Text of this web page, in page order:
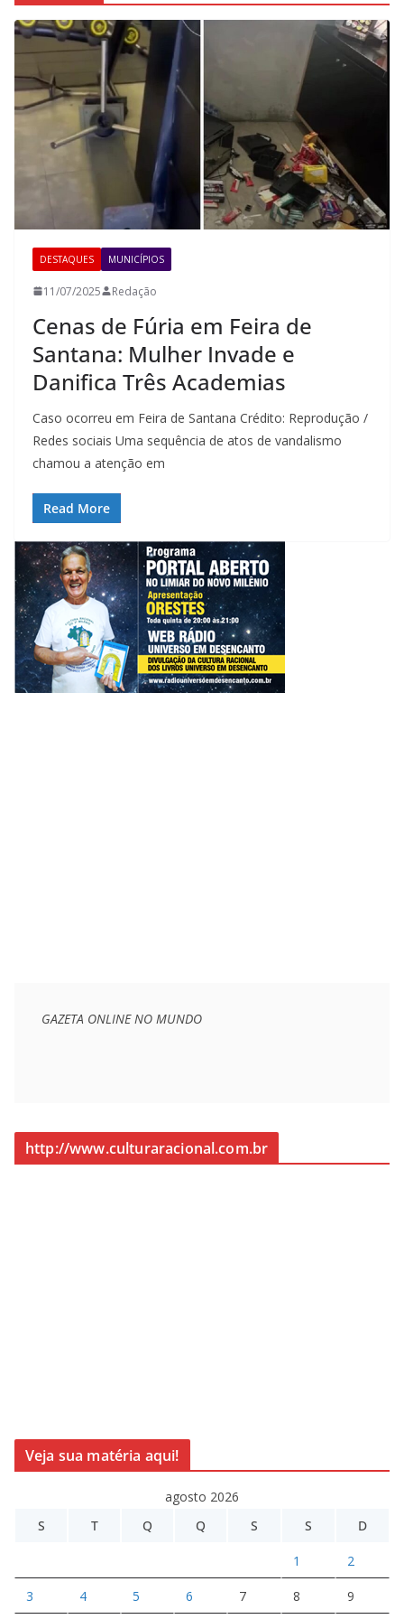
DESTAQUES MUNICÍPIOS
11/07/2025 Redação
Cenas de Fúria em Feira de
Santana: Mulher Invade e
Danifica Três Academias
Caso ocorreu em Feira de Santana Crédito: Reprodução /
Redes sociais Uma sequência de atos de vandalismo
chamou a atenção em
Read More
GAZETA ONLINE NO MUNDO
http://www.culturaracional.com.br
Veja sua matéria aqui!
agosto 2026
S
T Q Q S S D
1 2
3 4 5 6 7 8 9